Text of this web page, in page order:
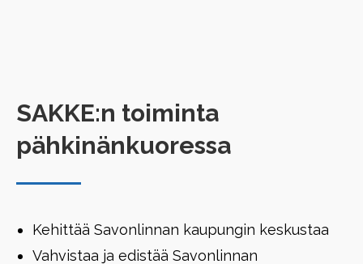
SAKKE:n toiminta
pähkinänkuoressa
Kehittää Savonlinnan kaupungin keskustaa
Vahvistaa ja edistää Savonlinnan